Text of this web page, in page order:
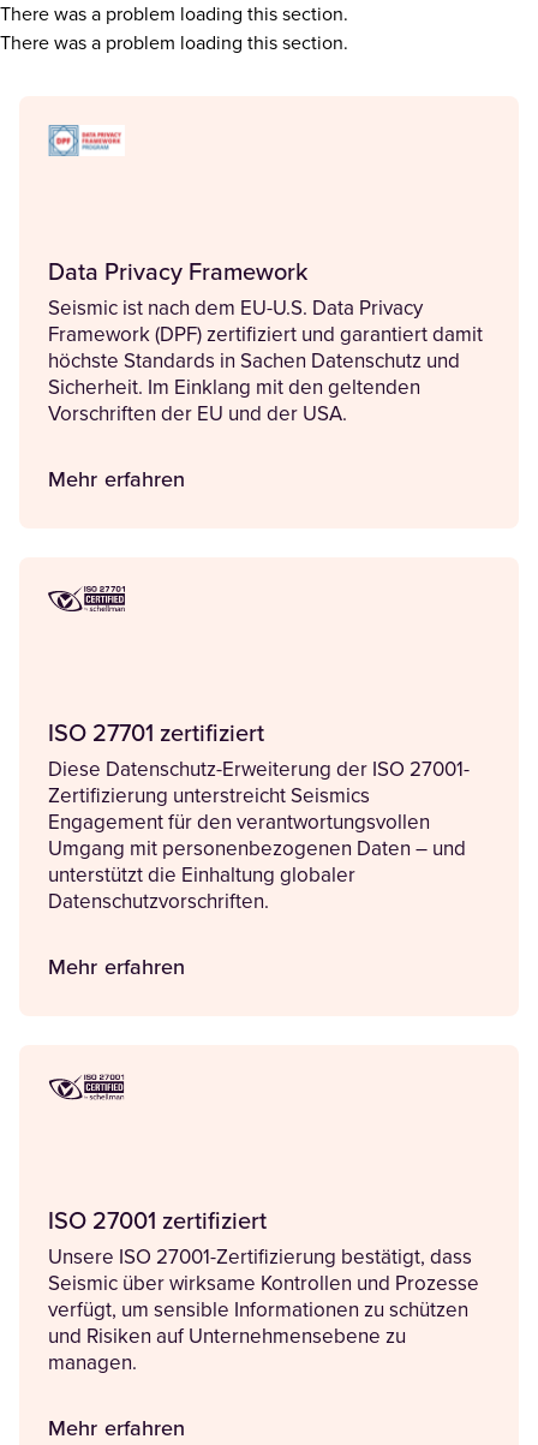
There was a problem loading this section.
There was a problem loading this section.
Data Privacy Framework
Seismic ist nach dem EU-U.S. Data Privacy
Framework (DPF) zertifiziert und garantiert damit
höchste Standards in Sachen Datenschutz und
Sicherheit. Im Einklang mit den geltenden
Vorschriften der EU und der USA.
Mehr erfahren
ISO 27701 zertifiziert
Diese Datenschutz-Erweiterung der ISO 27001-
Zertifizierung unterstreicht Seismics
Engagement für den verantwortungsvollen
Umgang mit personenbezogenen Daten – und
unterstützt die Einhaltung globaler
Datenschutzvorschriften.
Mehr erfahren
ISO 27001 zertifiziert
Unsere ISO 27001-Zertifizierung bestätigt, dass
Seismic über wirksame Kontrollen und Prozesse
verfügt, um sensible Informationen zu schützen
und Risiken auf Unternehmensebene zu
managen.
Mehr erfahren